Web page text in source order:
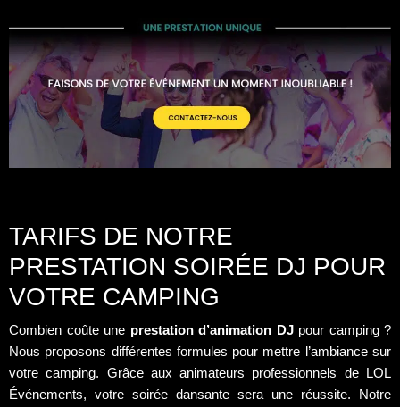
TARIFS DE NOTRE
PRESTATION SOIRÉE DJ POUR
VOTRE CAMPING
Combien coûte une prestation d’animation DJpour camping ?
Nous proposons différentes formules pour mettre l’ambiance sur
votre camping. Grâce aux animateurs professionnels de LOL
Événements, votre soirée dansante sera une réussite. Notre